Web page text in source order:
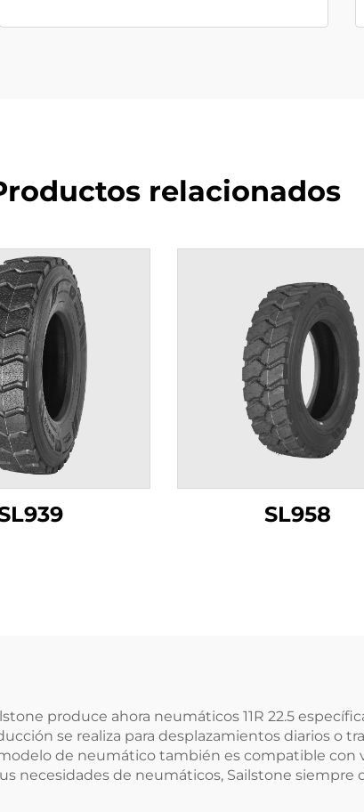
relacionados
SL958
produce ahora neumáticos 11R 22.5
se realiza para desplazamientos diarios o
de neumático también es compatible con
necesidades de neumáticos, Sailstone